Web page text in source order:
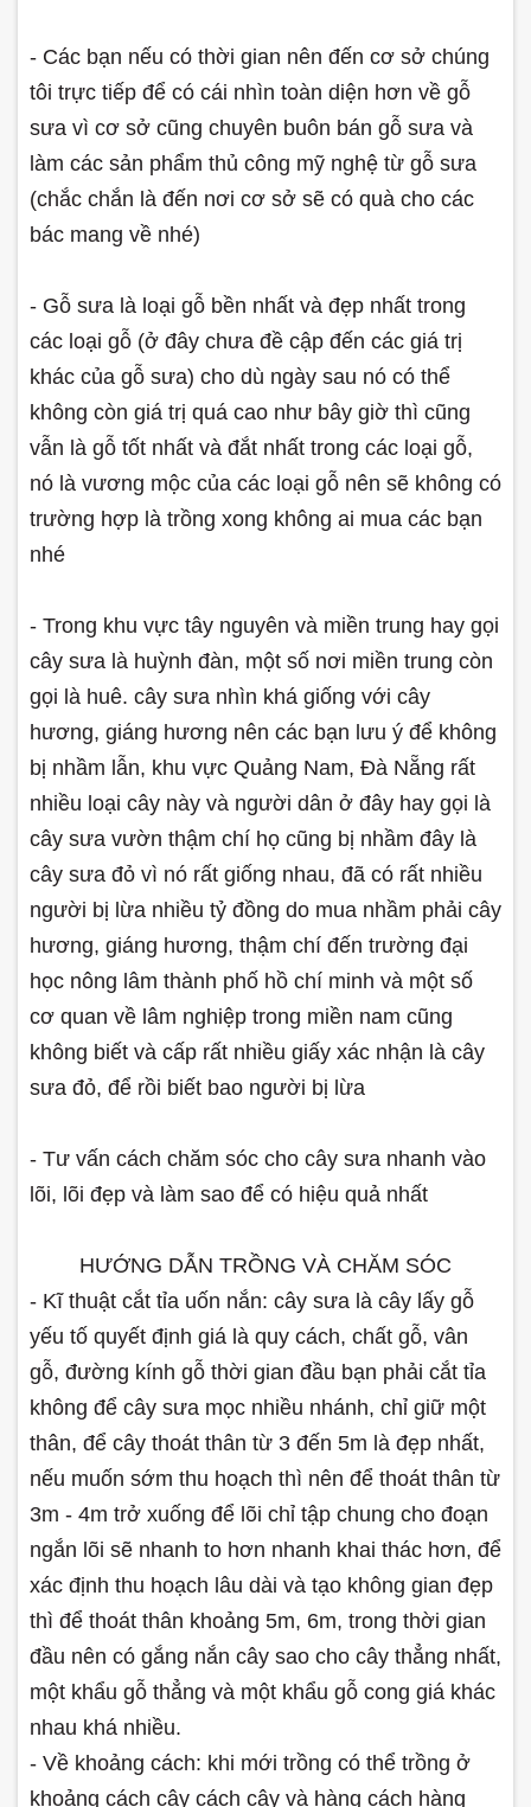
- Các bạn nếu có thời gian nên đến cơ sở chúng
tôi trực tiếp để có cái nhìn toàn diện hơn về gỗ
sưa vì cơ sở cũng chuyên buôn bán gỗ sưa và
làm các sản phẩm thủ công mỹ nghệ từ gỗ sưa
(chắc chắn là đến nơi cơ sở sẽ có quà cho các
bác mang về nhé)
- Gỗ sưa là loại gỗ bền nhất và đẹp nhất trong
các loại gỗ (ở đây chưa đề cập đến các giá trị
khác của gỗ sưa) cho dù ngày sau nó có thể
không còn giá trị quá cao như bây giờ thì cũng
vẫn là gỗ tốt nhất và đắt nhất trong các loại gỗ,
nó là vương mộc của các loại gỗ nên sẽ không có
trường hợp là trồng xong không ai mua các bạn
nhé
- Trong khu vực tây nguyên và miền trung hay gọi
cây sưa là huỳnh đàn, một số nơi miền trung còn
gọi là huê. cây sưa nhìn khá giống với cây
hương, giáng hương nên các bạn lưu ý để không
bị nhầm lẫn, khu vực Quảng Nam, Đà Nẵng rất
nhiều loại cây này và người dân ở đây hay gọi là
cây sưa vườn thậm chí họ cũng bị nhầm đây là
cây sưa đỏ vì nó rất giống nhau, đã có rất nhiều
người bị lừa nhiều tỷ đồng do mua nhầm phải cây
hương, giáng hương, thậm chí đến trường đại
học nông lâm thành phố hồ chí minh và một số
cơ quan về lâm nghiệp trong miền nam cũng
không biết và cấp rất nhiều giấy xác nhận là cây
sưa đỏ, để rồi biết bao người bị lừa
- Tư vấn cách chăm sóc cho cây sưa nhanh vào
lõi, lõi đẹp và làm sao để có hiệu quả nhất
HƯỚNG DẪN TRỒNG VÀ CHĂM SÓC
- Kĩ thuật cắt tỉa uốn nắn: cây sưa là cây lấy gỗ
yếu tố quyết định giá là quy cách, chất gỗ, vân
gỗ, đường kính gỗ thời gian đầu bạn phải cắt tỉa
không để cây sưa mọc nhiều nhánh, chỉ giữ một
thân, để cây thoát thân từ 3 đến 5m là đẹp nhất,
nếu muốn sớm thu hoạch thì nên để thoát thân từ
3m - 4m trở xuống để lõi chỉ tập chung cho đoạn
ngắn lõi sẽ nhanh to hơn nhanh khai thác hơn, để
xác định thu hoạch lâu dài và tạo không gian đẹp
thì để thoát thân khoảng 5m, 6m, trong thời gian
đầu nên có gắng nắn cây sao cho cây thẳng nhất,
một khẩu gỗ thẳng và một khẩu gỗ cong giá khác
nhau khá nhiều.
- Về khoảng cách: khi mới trồng có thể trồng ở
khoảng cách cây cách cây và hàng cách hàng